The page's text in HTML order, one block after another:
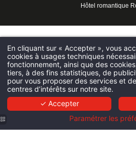
Hôtel romantique
En cliquant sur « Accepter », vous
cookies à usages techniques
fonctionnement, ainsi que des
tiers, à des fins statistiques, de
pour vous proposer des services et
centres d’intérêts sur notre site.
✓ Accepter
Paramétrer les